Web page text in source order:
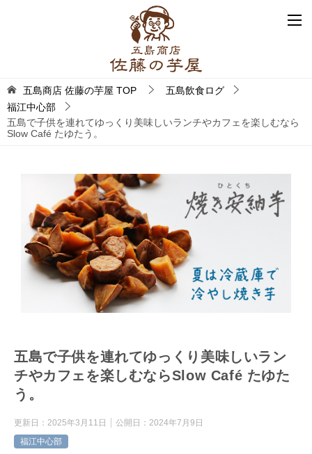
五島商店 佐藤の芋屋 TOP
五島飲食ログ
福江中心部
五島で子供を連れてゆっくり美味しいランチやカフェを楽しむなら
Slow Café たゆたう。
五島で子供を連れてゆっくり美味しいラン
チやカフェを楽しむならSlow Café たゆた
う。
更新日： 2025年3月11日 公開日： 2024年7月9日
福江中心部